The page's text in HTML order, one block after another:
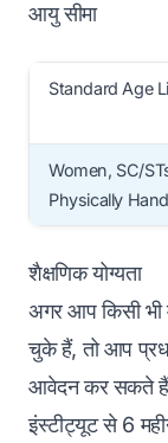
आयु सीमा
Standard Age
Women, SC/
Physically
शैक्षणिक योग्यता
अगर आप किसी भी
चुके हैं, तो आप
आवेदन कर सकते हैं।
इंस्टीट्यूट से 6